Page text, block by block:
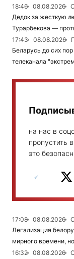
18:46 08.08.2026
Дедок за жесткую
Турарбекова —
17:43
08.08.2026
Беларусь до сих
телеканала
на нас в
пропустить
это
17:08 08.08.2026
Легализация
мирного времени,
16:32
08.08.2026